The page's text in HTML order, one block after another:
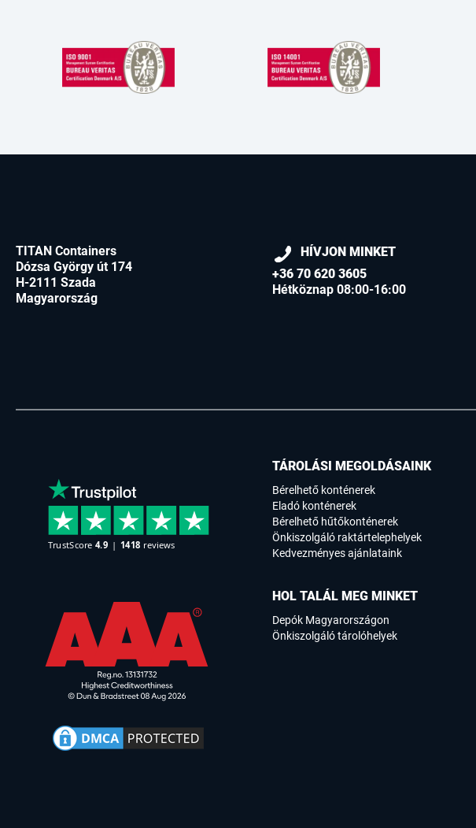
TITAN Containers
Dózsa György út 174
H-2111 Szada
Magyarország
HÍVJON MINKET
+36 70 620 3605
Hétköznap 08:00-16:00
TÁROLÁSI MEGOLDÁSAINK
Bérelhető konténerek
Eladó konténerek
Bérelhető hűtőkonténerek
Önkiszolgáló raktártelephelyek
Kedvezményes ajánlataink
HOL TALÁL MEG MINKET
Depók Magyarországon
Önkiszolgáló tárolóhelyek